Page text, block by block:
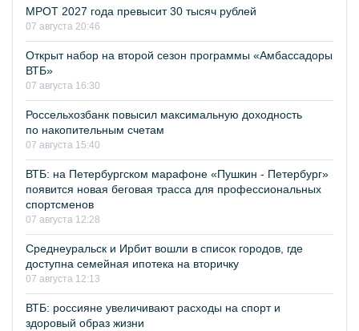
МРОТ 2027 года превысит 30 тысяч рублей
07 августа 20:46
Открыт набор на второй сезон программы «Амбассадоры
ВТБ»
07 августа 16:30
Россельхозбанк повысил максимальную доходность
по накопительным счетам
07 августа 15:40
ВТБ: на Петербургском марафоне «Пушкин - Петербург»
появится новая беговая трасса для профессиональных
спортсменов
07 августа 12:28
Среднеуральск и Ирбит вошли в список городов, где
доступна семейная ипотека на вторичку
07 августа 12:13
ВТБ: россияне увеличивают расходы на спорт и
здоровый образ жизни